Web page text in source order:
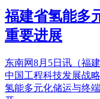
福建省氢能多
重要进展
东南网8月5日讯（福
中国工程科技发展战
氢能多元化储运与终